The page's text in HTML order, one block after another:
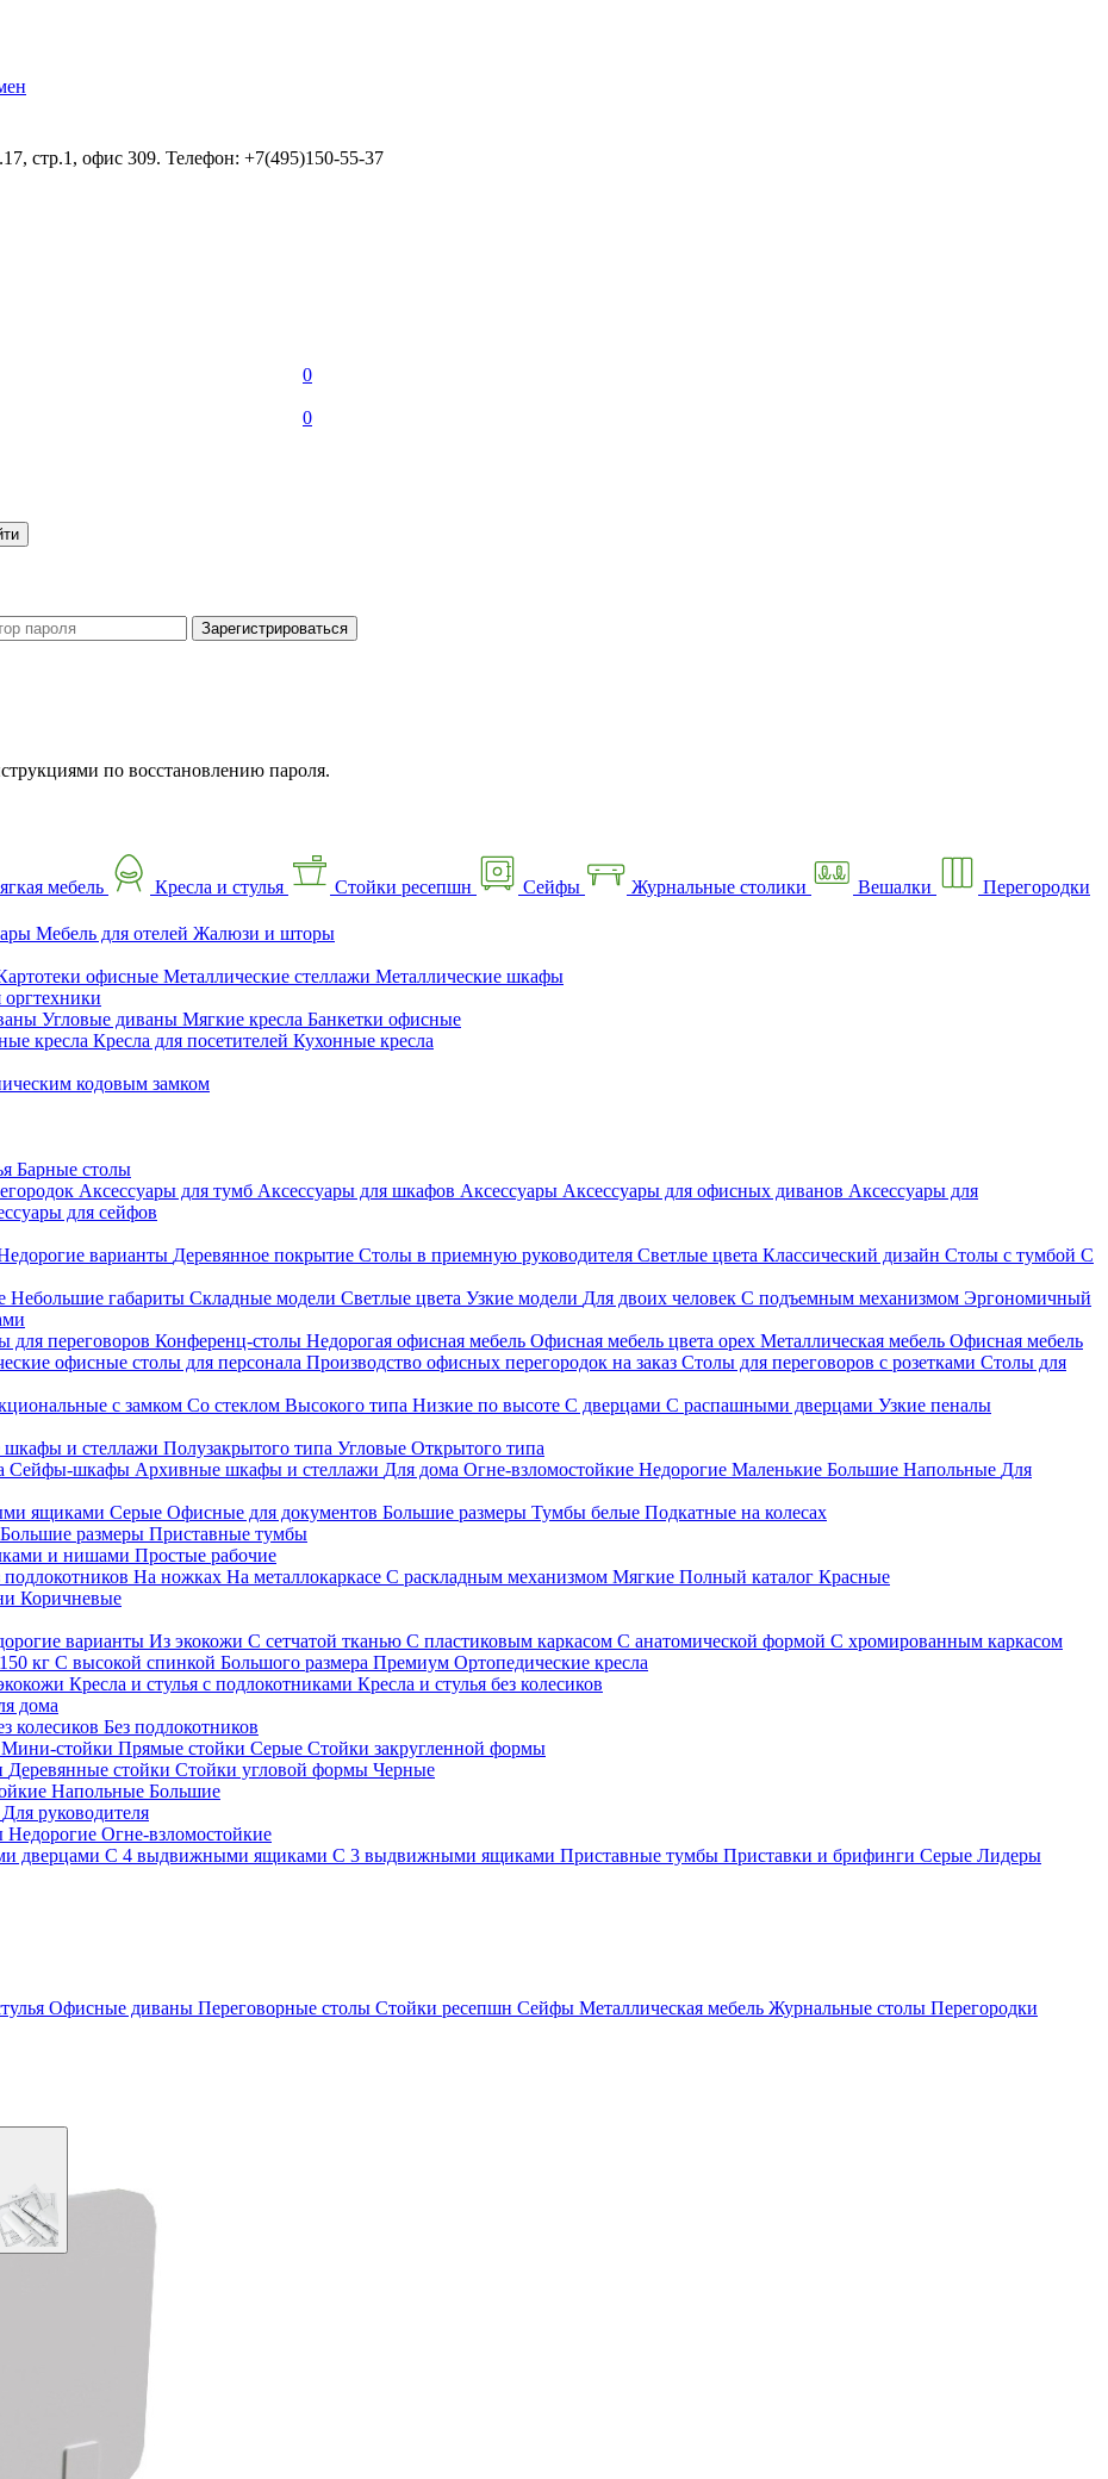
стр.1, офис 309. Телефон: +7(495)150-55-37
0
0
Зарегистрироваться
по восстановлению пароля.
мебель Кресла и стулья Стойки ресепшн Сейфы Журнальные столики Вешалки Перегородки
Мебель для отелей Жалюзи и шторы
офисные Металлические стеллажи Металлические шкафы
Угловые диваны Мягкие кресла Банкетки офисные
кресла Кресла для посетителей Кухонные кресла
кодовым замком
Барные столы
Аксессуары для тумб Аксессуары для шкафов Аксессуары Аксессуары для офисных диванов Аксессуары для
для сейфов
варианты Деревянное покрытие Столы в приемную руководителя Светлые цвета Классический дизайн Столы с тумбой С
Небольшие габариты Складные модели Светлые цвета Узкие модели Для двоих человек С подъемным механизмом Эргономичный
для переговоров Конференц-столы Недорогая офисная мебель Офисная мебель цвета орех Металлическая мебель Офисная мебель
офисные столы для персонала Производство офисных перегородок на заказ Столы для переговоров с розетками Столы для
с замком Со стеклом Высокого типа Низкие по высоте С дверцами С распашными дверцами Узкие пеналы
и стеллажи Полузакрытого типа Угловые Открытого типа
Сейфы-шкафы Архивные шкафы и стеллажи Для дома Огне-взломостойкие Недорогие Маленькие Большие Напольные Для
ящиками Серые Офисные для документов Большие размеры Тумбы белые Подкатные на колесах
Большие размеры Приставные тумбы
и нишами Простые рабочие
подлокотников На ножках На металлокаркасе С раскладным механизмом Мягкие Полный каталог Красные
Коричневые
варианты Из экокожи С сетчатой тканью С пластиковым каркасом С анатомической формой С хромированным каркасом
кг С высокой спинкой Большого размера Премиум Ортопедические кресла
Кресла и стулья с подлокотниками Кресла и стулья без колесиков
дома
колесиков Без подлокотников
Мини-стойки Прямые стойки Серые Стойки закругленной формы
Деревянные стойки Стойки угловой формы Черные
Напольные Большие
Для руководителя
Недорогие Огне-взломостойкие
дверцами С 4 выдвижными ящиками С 3 выдвижными ящиками Приставные тумбы Приставки и брифинги Серые Лидеры
Офисные диваны Переговорные столы Стойки ресепшн Сейфы Металлическая мебель Журнальные столы Перегородки